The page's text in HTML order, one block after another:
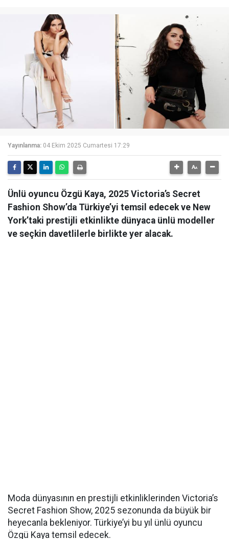
Yayınlanma: 04 Ekim 2025 Cumartesi 17:29
Ünlü oyuncu Özgü Kaya, 2025 Victoria’s Secret
Fashion Show’da Türkiye’yi temsil edecek ve New
York’taki prestijli etkinlikte dünyaca ünlü modeller
ve seçkin davetlilerle birlikte yer alacak.
Moda dünyasının en prestijli etkinliklerinden Victoria’s
Secret Fashion Show, 2025 sezonunda da büyük bir
heyecanla bekleniyor. Türkiye’yi bu yıl ünlü oyuncu
Özgü Kaya temsil edecek.